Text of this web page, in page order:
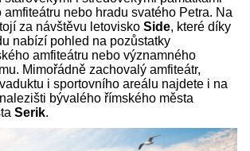
nebo hradu svatého Petra. Na
za návštěvu letovisko Side, které díky
nabízí pohled na pozůstatky
amfiteátru nebo významného
Mimořádně zachovalý amfiteátr,
i sportovního areálu najdete i na
bývalého římského města
Serik.